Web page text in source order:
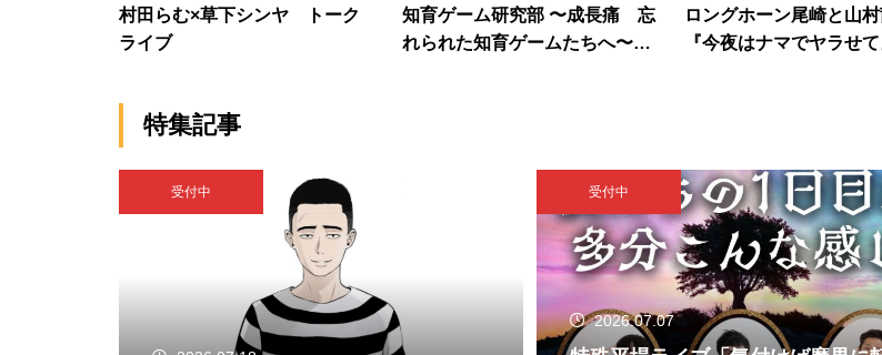
村田らむ×草下シンヤ トーク
ライブ
知育ゲーム研究部 〜成長痛 忘
れられた知育ゲームたちへ〜7
ロングホーン尾崎と山
『今夜はナマでヤラせて
特集記事
受付中 受付中
2026.07.07